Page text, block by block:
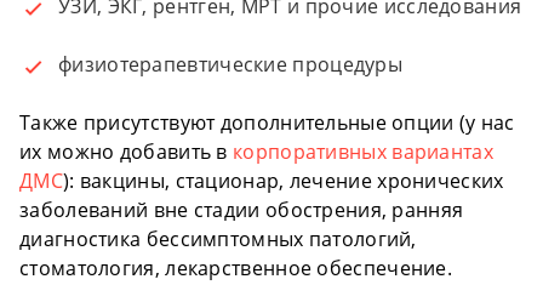
УЗИ, ЭКГ, рентген, МРТ и прочие исследования
физиотерапевтические процедуры
Также присутствуют дополнительные опции (у нас
их можно добавить в корпоративных вариантах
ДМС): вакцины, стационар, лечение хронических
заболеваний вне стадии обострения, ранняя
диагностика бессимптомных патологий,
стоматология, лекарственное обеспечение.